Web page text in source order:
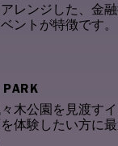
レンジした、金
ントが特徴です。
PARK
木公園を見渡す
体験したい方に最